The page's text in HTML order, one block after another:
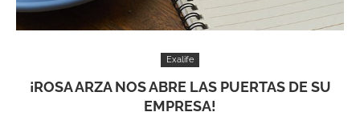
Exalife
¡ROSA ARZA NOS ABRE LAS PUERTAS DE SU
EMPRESA!